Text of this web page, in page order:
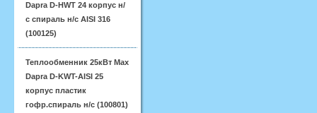
Dapra D-HWT 24 корпус н/
с спираль н/с AISI 316
(100125)
Теплообменник 25кВт Max
Dapra D-KWT-AISI 25
корпус пластик
гофр.спираль н/с (100801)